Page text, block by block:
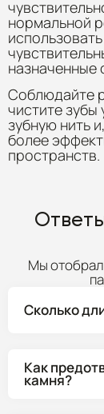
нормальной
назначенные
Соблюдайте
чистите
зубную нить
более
пространств.
Мы
Сколько
Как
камня?